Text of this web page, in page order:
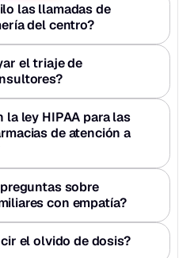
las llamadas de
del centro?
el triaje de
la ley HIPAA para las
de atención a
sobre
con empatía?
el olvido de dosis?